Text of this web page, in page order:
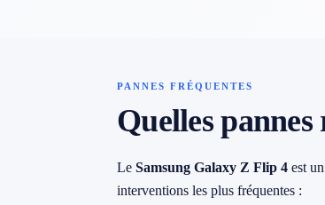
2
→ Toutes les zones d'intervention (21 villes)
PANNES FRÉQUENTES
Quelles
Le Samsung Galaxy Z Flip 4 est
interventions les plus fréquentes :